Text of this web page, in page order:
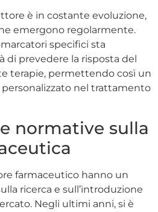
è in costante evoluzione,
emergono regolarmente.
specifici sta
di prevedere la risposta del
terapie, permettendo così un
nel trattamento
normative sulla
farmaceutico hanno un
ricerca e sull’introduzione
Negli ultimi anni, si è